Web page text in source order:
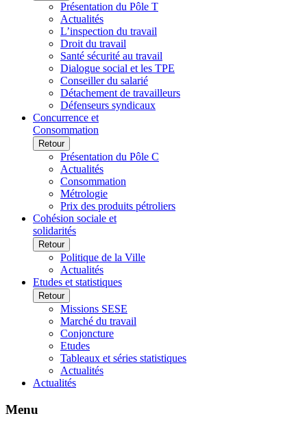
Présentation du Pôle T
Actualités
L’inspection du travail
Droit du travail
Santé sécurité au travail
Dialogue social et les TPE
Conseiller du salarié
Détachement de travailleurs
Défenseurs syndicaux
Concurrence et
Consommation
Retour
Présentation du Pôle C
Actualités
Consommation
Métrologie
Prix des produits pétroliers
Cohésion sociale et
solidarités
Retour
Politique de la Ville
Actualités
Etudes et statistiques
Retour
Missions SESE
Marché du travail
Conjoncture
Etudes
Tableaux et séries statistiques
Actualités
Actualités
Menu